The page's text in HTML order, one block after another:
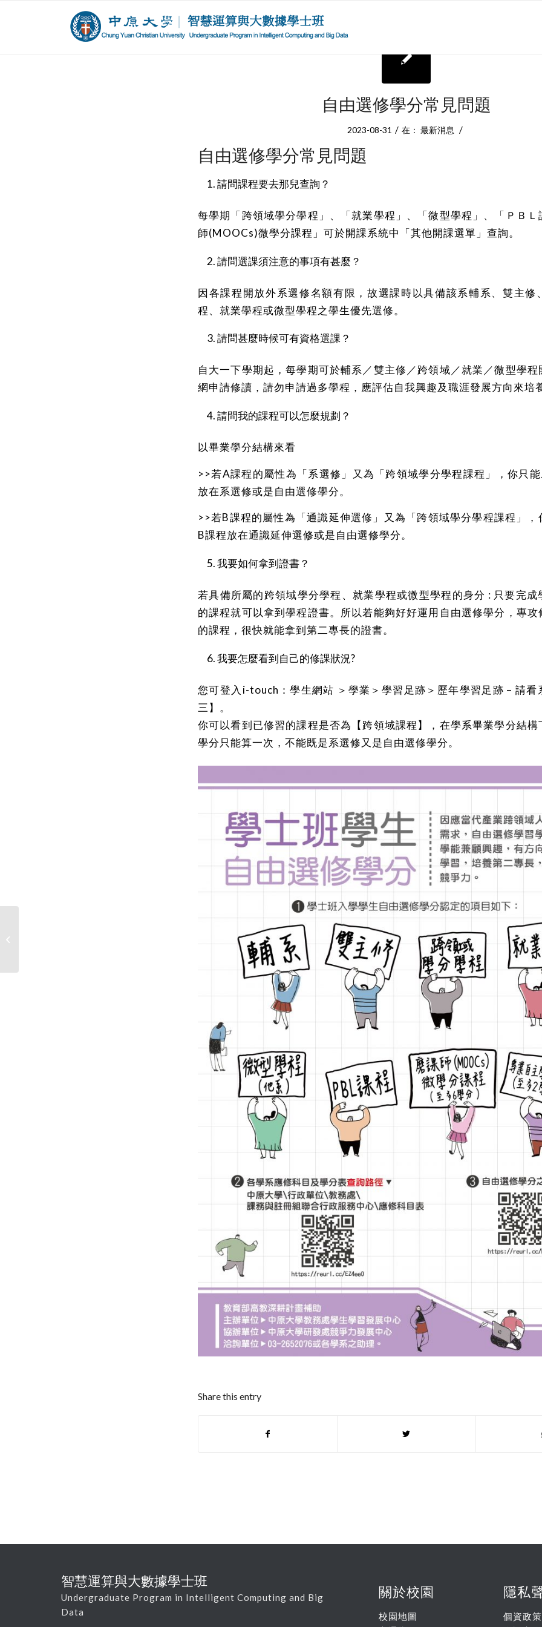
自由選修學分常見問題
2023-08-31 / 在： 最新消息 /
自由選修學分常見問題
請問課程要去那兒查詢？
每學期「跨領域學分學程」、「就業學程」、「微型學程」、「ＰＢ
師(MOOCs)微學分課程」可於開課系統中「其他開課選單」查詢。
請問選課須注意的事項有甚麼？
因各課程開放外系選修名額有限，故選課時以具備該系輔系、雙主修
程、就業學程或微型學程之學生優先選修。
請問甚麼時候可有資格選課？
自大一下學期起，每學期可於輔系／雙主修／跨領域／就業／微型學
網申請修讀，請勿申請過多學程，應評估自我興趣及職涯發展方向來培
請問我的課程可以怎麼規劃？
以畢業學分結構來看
>>若A課程的屬性為「系選修」又為「跨領域學分學程課程」，你只
放在系選修或是自由選修學分。
>>若B課程的屬性為「通識延伸選修」又為「跨領域學分學程課程」
B課程放在通識延伸選修或是自由選修學分。
我要如何拿到證書？
若具備所屬的跨領域學分學程、就業學程或微型學程的身分 : 只要完成
的課程就可以拿到學程證書。所以若能夠好好運用自由選修學分，專
的課程，很快就能拿到第二專長的證書。
我要怎麼看到自己的修課狀況?
您可登入i-touch：學生網站 ＞學業＞學習足跡＞歷年學習足跡 – 請看
三】。
你可以看到已修習的課程是否為【跨領域課程】，在學系畢業學分結
學分只能算一次，不能既是系選修又是自由選修學分。
Share this entry
智慧運算與大數據學士班
Undergraduate Program in Intelligent Computing and Big
Data
關於校園
校園地圖
隱私
個資政策